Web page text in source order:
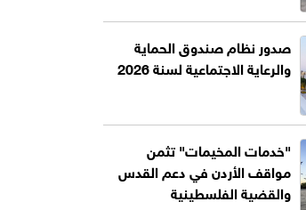
صدور نظام صندوق الحماية
والرعاية الاجتماعية لسنة 2026
"خدمات المخيمات" تثمن
مواقف الأردن في دعم القدس
والقضية الفلسطينية